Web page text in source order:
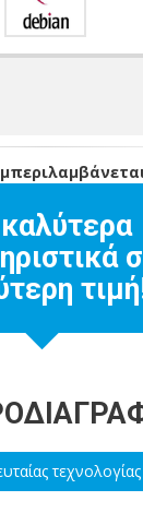
τεχνολογίας